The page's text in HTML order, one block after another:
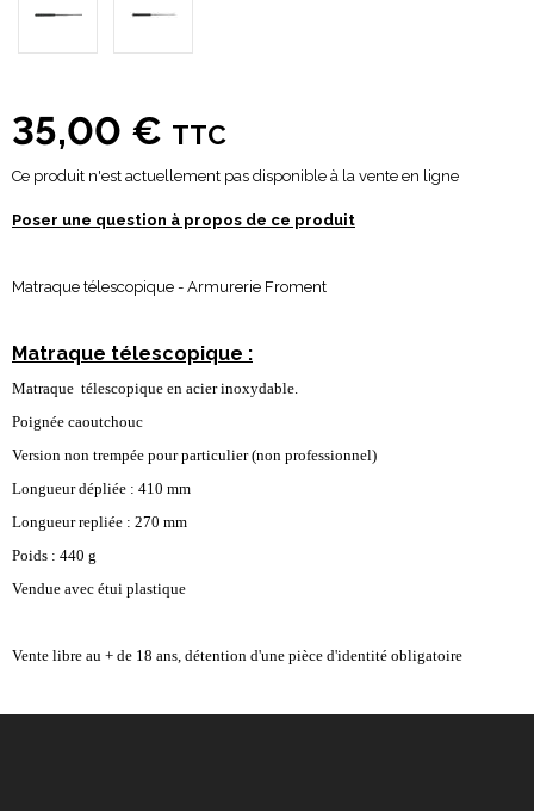
35,00 € TTC
Ce produit n'est actuellement pas disponible à la vente en ligne
Poser une question à propos de ce produit
Matraque télescopique - Armurerie Froment
Matraque télescopique :
Matraque télescopique en acier inoxydable.
Poignée caoutchouc
Version non trempée pour particulier (non professionnel)
Longueur dépliée : 410 mm
Longueur repliée : 270 mm
Poids : 440 g
Vendue avec étui plastique
Vente libre au + de 18 ans, détention d'une pièce d'identité obligatoire